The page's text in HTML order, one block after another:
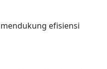
efisiensi